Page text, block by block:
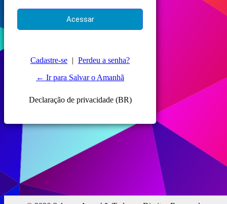
Cadastre-se | Perdeu a senha?
← Ir para Salvar o Amanhã
Declaração de privacidade (BR)